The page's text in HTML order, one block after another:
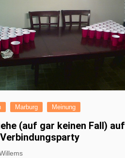
Marburg Meinung
(auf gar keinen Fall) auf